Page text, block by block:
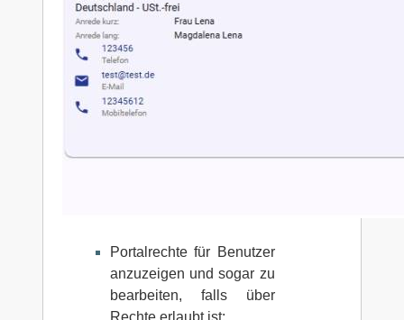
Portalrechte für Benutzer
anzuzeigen und sogar zu
bearbeiten, falls über